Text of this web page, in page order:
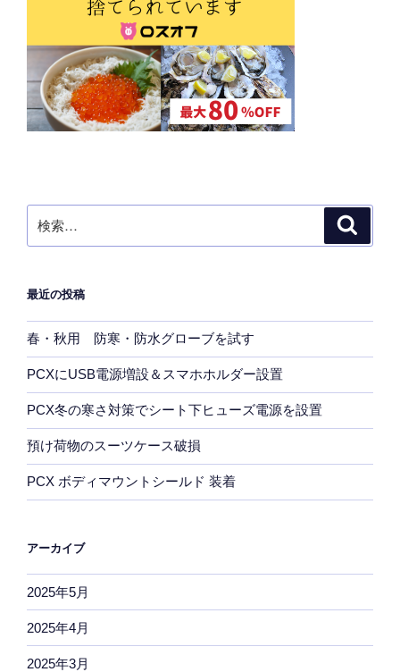
索:
最近の投稿
春・秋用 防寒・防水グローブを試す
PCXにUSB電源増設＆スマホホルダー設置
PCX冬の寒さ対策でシート下ヒューズ電源を設置
預け荷物のスーツケース破損
PCX ボディマウントシールド 装着
アーカイブ
2025年5月
2025年4月
2025年3月